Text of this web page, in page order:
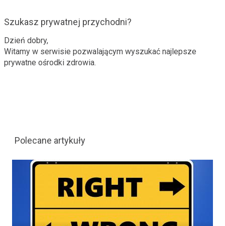
Szukasz prywatnej przychodni?
Dzień dobry,
Witamy w serwisie pozwalającym wyszukać najlepsze
prywatne ośrodki zdrowia.
Polecane artykuły